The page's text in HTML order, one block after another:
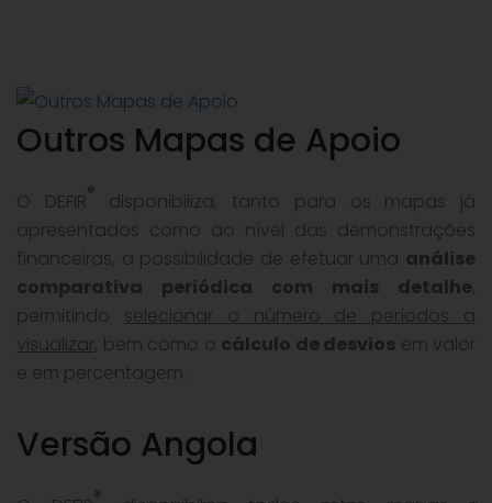
Outros Mapas de Apoio
O DEFIR® disponibiliza, tanto para os mapas já
apresentados como ao nível das demonstrações
financeiras, a possibilidade de efetuar uma análise
comparativa periódica com mais detalhe,
permitindo selecionar o número de períodos a
visualizar, bem como o cálculo de desvios em valor
e em percentagem.
Versão Angola
®